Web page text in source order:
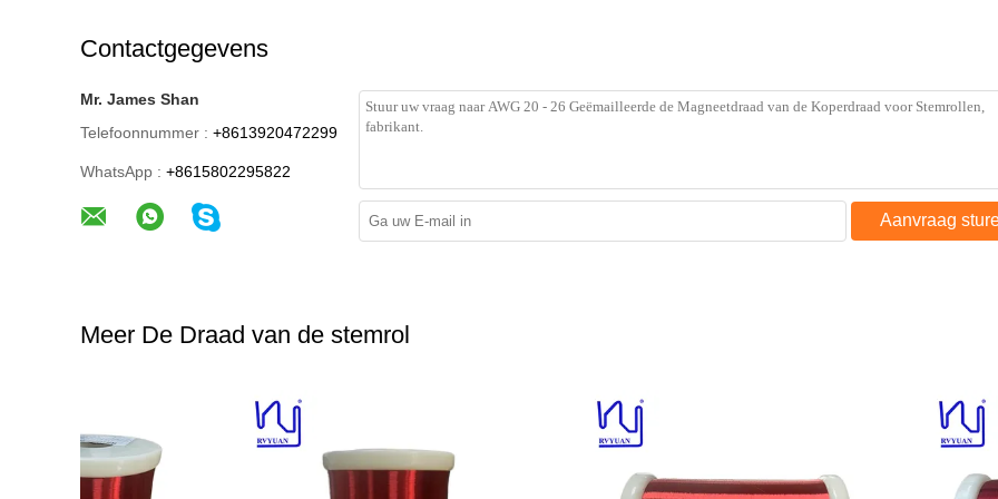
Contactgegevens
Mr. James Shan
Telefoonnummer : +8613920472299
WhatsApp : +8615802295822
Aanvraag
Meer De Draad van de stemrol